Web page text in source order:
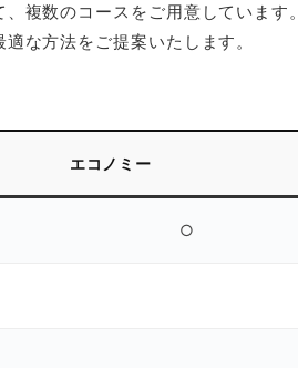
複数のコースをご用意しています。
な方法をご提案いたします。
エコノミー
○